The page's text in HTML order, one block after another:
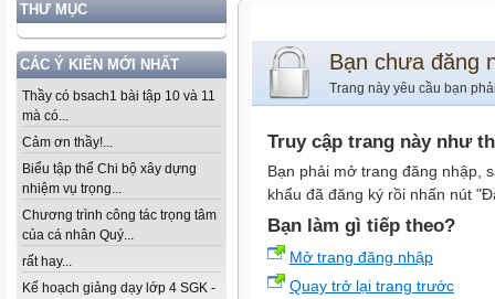
THƯ MỤC
CÁC Ý KIẾN MỚI NHẤT
Thầy có bsach1 bài tập 10 và 11
mà có...
Cảm ơn thầy!...
Biểu tập thể Chi bộ xây dựng
nhiệm vụ trọng...
Chương trình công tác trọng tâm
của cá nhân Quý...
rất hay...
Kế hoạch giảng dạy lớp 4 SGK -
Bạn chưa đăng
Trang này yêu cầu bạn
Truy cập trang này như
Bạn phải mở trang đăng nhập,
khẩu đã đăng ký rồi nhấn nút
Bạn làm gì tiếp theo?
Mở trang đăng nhập
Quay trở lại trang trước